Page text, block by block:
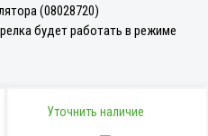
(08028720)
будет работать в режиме
Уточнить наличие